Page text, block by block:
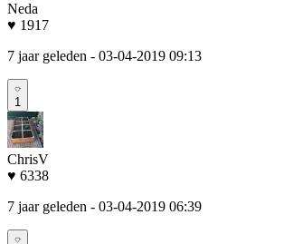
Neda
♥ 1917
7 jaar geleden - 03-04-2019 09:13
1
ChrisV
♥ 6338
7 jaar geleden - 03-04-2019 06:39